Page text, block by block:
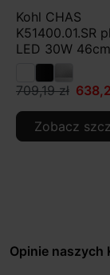
Kohl CHAS
K51400.01.SR
LED 30W 46cm
709,19 zł
Zobacz
Opinie naszych